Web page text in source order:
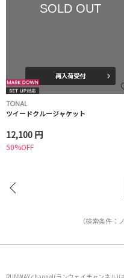
SOLD OUT
再入荷受付
TONAL
ツイードクルージャケット
12,100 円
50%OFF
（検索条件：